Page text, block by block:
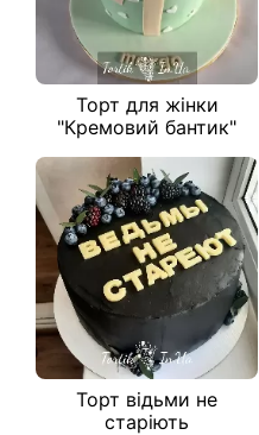
Торт для жінки
"Кремовий бантик"
Торт відьми не
старіють